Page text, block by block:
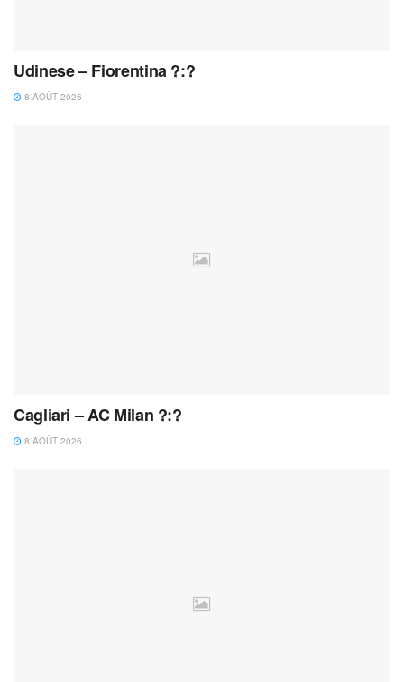
Udinese – Fiorentina ?:?
8 AOÛT 2026
Cagliari – AC Milan ?:?
8 AOÛT 2026